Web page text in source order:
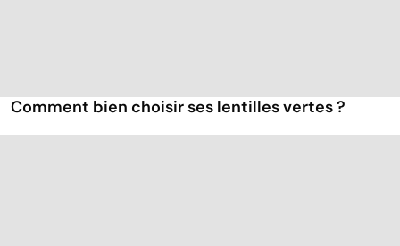
Comment bien choisir ses lentilles vertes ?